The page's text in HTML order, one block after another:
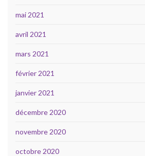
mai 2021
avril 2021
mars 2021
février 2021
janvier 2021
décembre 2020
novembre 2020
octobre 2020